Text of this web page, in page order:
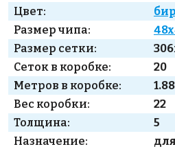
Цвет:
Размер чипа:
Размер сетки:
Сеток в коробке:
20
Метров в коробке:
1.88
Вес коробки:
22
Толщина:
5
Назначение: